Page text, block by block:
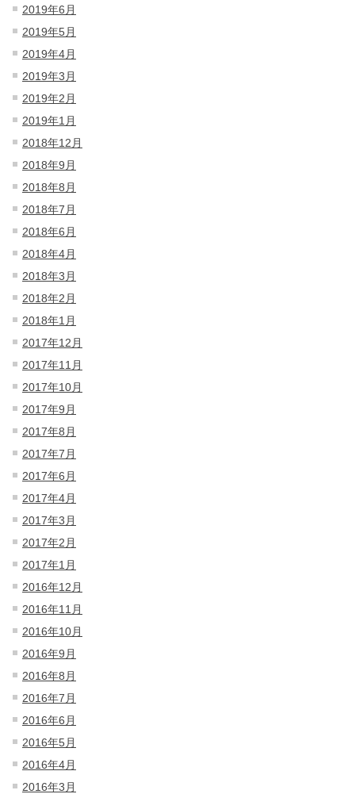
2019年6月
2019年5月
2019年4月
2019年3月
2019年2月
2019年1月
2018年12月
2018年9月
2018年8月
2018年7月
2018年6月
2018年4月
2018年3月
2018年2月
2018年1月
2017年12月
2017年11月
2017年10月
2017年9月
2017年8月
2017年7月
2017年6月
2017年4月
2017年3月
2017年2月
2017年1月
2016年12月
2016年11月
2016年10月
2016年9月
2016年8月
2016年7月
2016年6月
2016年5月
2016年4月
2016年3月